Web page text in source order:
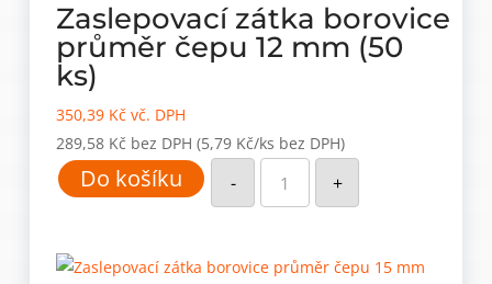
Zaslepovací zátka borovice
průměr čepu 12 mm (50
ks)
350,39 Kč vč. DPH
289,58 Kč bez DPH (5,79 Kč/ks bez DPH)
Do košíku -
Zaslepovací
zátka
borovice
průměr
(50
+